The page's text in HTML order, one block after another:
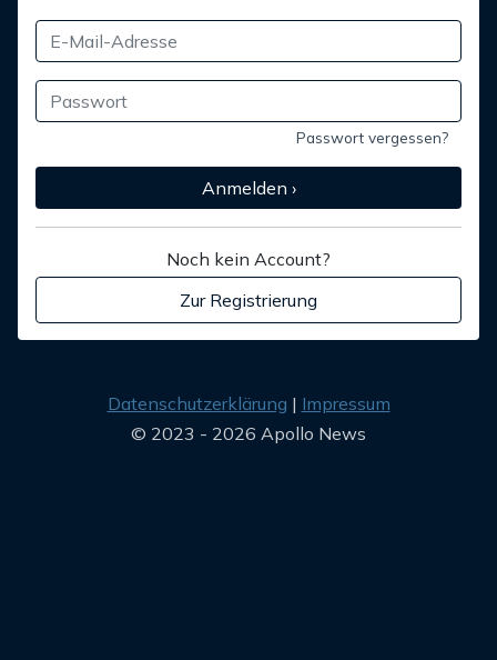
Passwort vergessen?
Anmelden ›
Noch kein Account?
Zur Registrierung
Datenschutzerklärung
Impressum
© 2023 - 2026 Apollo News